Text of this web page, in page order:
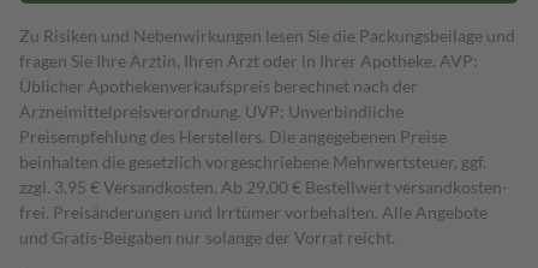
Zu Risiken und Nebenwirkungen lesen Sie die Packungsbeilage und
fragen Sie Ihre Ärztin, Ihren Arzt oder in Ihrer Apotheke. AVP:
Üblicher Apothekenverkaufspreis berechnet nach der
Arzneimittelpreisverordnung. UVP: Unverbindliche
Preisempfehlung des Herstellers. Die angegebenen Preise
beinhalten die gesetzlich vorgeschriebene Mehrwertsteuer, ggf.
zzgl. 3,95 € Versandkosten. Ab 29,00 € Bestell­wert versand­kosten­
frei. Preisänderungen und Irrtümer vorbehalten. Alle Angebote
und Gratis-Beigaben nur solange der Vorrat reicht.